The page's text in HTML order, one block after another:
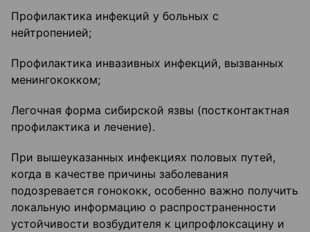
Профилактика инфекций у больных с
нейтропенией;
Профилактика инвазивных инфекций, вызванных
менингококком;
Легочная форма сибирской язвы (постконтактная
профилактика и лечение).
При вышеуказанных инфекциях половых путей,
когда в качестве причины заболевания
подозревается гонококк, особенно важно получить
локальную информацию о распространенности
устойчивости возбудителя к ципрофлоксацину и